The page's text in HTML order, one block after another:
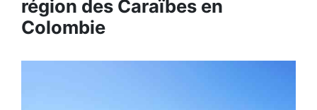
région des Caraïbes en
Colombie